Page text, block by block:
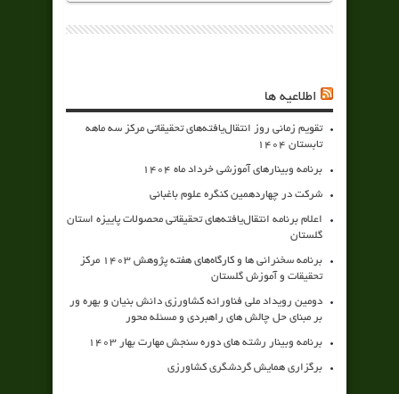
اطلاعیه ها
تقویم زمانی روز انتقال‌یافته‌های تحقیقاتی مرکز سه ماهه
تابستان 1404
برنامه وبینارهای آموزشی خرداد ماه 1404
شرکت در چهاردهمین کنگره علوم باغبانی
اعلام برنامه انتقال‌یافته‌های تحقیقاتی محصولات پاییزه استان
گلستان
برنامه سخنرانی ها و کارگاه‌های هفته پژوهش 1403 مرکز
تحقیقات و آموزش گلستان
دومین رویداد ملی فناورانه کشاورزی دانش بنیان و بهره ور
بر مبنای حل چالش های راهبردی و مسئله محور
برنامه وبینار رشته های دوره سنجش مهارت بهار 1403
برگزاری همایش گردشگری کشاورزی